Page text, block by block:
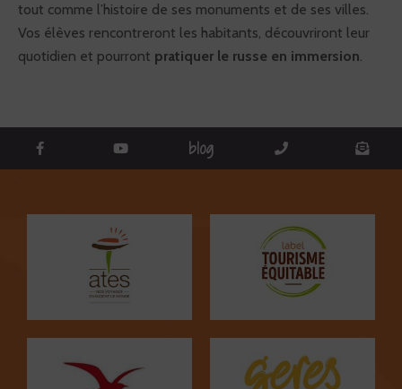
tout comme l’histoire de ses monuments et de ses villes.
Vos élèves rencontreront les habitants, découvriront leur
quotidien et pourront pratiquer le russe en immersion.
blog